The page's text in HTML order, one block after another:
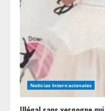
e
d
i
n
Noticias Internacionales